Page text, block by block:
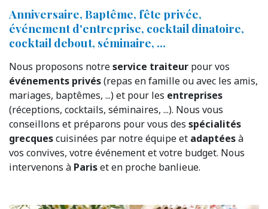
Anniversaire, Baptême, fête privée,
événement d'entreprise, cocktail dinatoire,
cocktail debout, séminaire, ...
Nous proposons notreservice traiteur pour vos
événements privés(repas en famille ou avec les amis,
mariages, baptêmes, ...) et pour les entreprises
(réceptions, cocktails, séminaires, ...). Nous vous
conseillons et préparons pour vous des spécialités
grecquescuisinées par notre équipe et adaptéesà
vos convives, votre événement et votre budget. Nous
intervenons à Pariset en proche banlieue.